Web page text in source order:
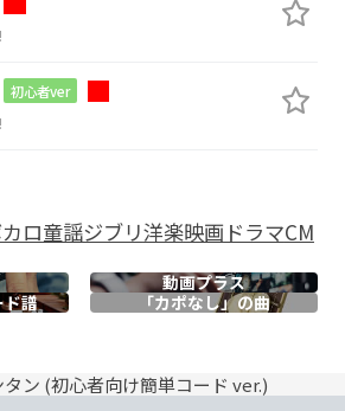
初心者ver
ロ童謡ジブリ洋楽映画ドラマCM
動画プラス
ド譜 「カポなし」の曲
タン (初心者向け簡単コード ver.)